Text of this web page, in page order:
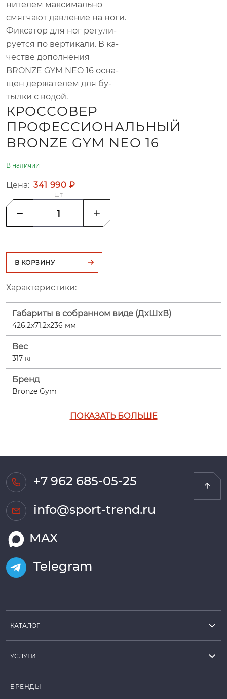
ни­те­лем мак­си­маль­но
смяг­ча­ют дав­ле­ние на ноги.
Фик­са­тор для ног ре­гу­ли­
ру­ет­ся по вер­ти­ка­ли. В ка­
че­стве до­пол­не­ния
BRONZE GYM NEO 16 осна­
щен дер­жа­те­лем для бу­
тыл­ки с во­дой.
КРОССОВЕР
ПРОФЕССИОНАЛЬНЫЙ
BRONZE GYM NEO 16
В наличии
Цена: 341 990 ₽
шт
В КОРЗИНУ
Характеристики:
Габариты в собранном виде (ДxШxВ)
426.2x71.2x236 мм
Вес
317 кг
Бренд
Bronze Gym
ПОКАЗАТЬ БОЛЬШЕ
+7 962 685-05-25
info@sport-trend.ru
MAX
Telegram
КАТАЛОГ
УСЛУГИ
БРЕНДЫ